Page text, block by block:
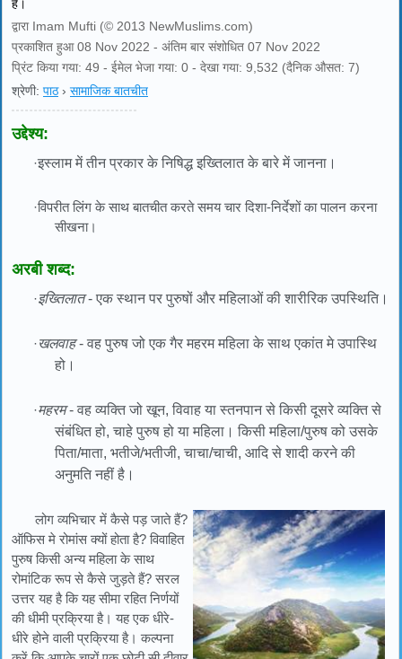
है।
द्वारा Imam Mufti (© 2013 NewMuslims.com)
प्रकाशित हुआ 08 Nov 2022 - अंतिम बार संशोधित 07 Nov 2022
प्रिंट किया गया: 49 - ईमेल भेजा गया: 0 - देखा गया: 9,532 (दैनिक औसत: 7)
श्रेणी: पाठ› सामाजिक बातचीत
उद्देश्य:
·इस्लाम में तीन प्रकार के निषिद्ध इख्तिलात के बारे में जानना।
·विपरीत लिंग के साथ बातचीत करते समय चार दिशा-निर्देशों का पालन करना
सीखना।
अरबी शब्द:
·इख्तिलात- एक स्थान पर पुरुषों और महिलाओं की शारीरिक उपस्थिति।
·खलवाह- वह पुरुष जो एक गैर महरम महिला के साथ एकांत मे उपास्थि
हो।
·महरम- वह व्यक्ति जो खून, विवाह या स्तनपान से किसी दूसरे व्यक्ति से
संबंधित हो, चाहे पुरुष हो या महिला। किसी महिला/पुरुष को उसके
पिता/माता, भतीजे/भतीजी, चाचा/चाची, आदि से शादी करने की
अनुमति नहीं है।
लोग व्यभिचार में कैसे पड़ जाते हैं?
ऑफिस मे रोमांस क्यों होता है? विवाहित
पुरुष किसी अन्य महिला के साथ
रोमांटिक रूप से कैसे जुड़ते हैं? सरल
उत्तर यह है कि यह सीमा रहित निर्णयों
की धीमी प्रक्रिया है। यह एक धीरे-
धीरे होने वाली प्रक्रिया है। कल्पना